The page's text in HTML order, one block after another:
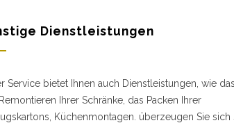
Dienstleistungen
Service bietet Ihnen auch Dienstleistungen, wie
Ihrer Schränke, das Packen Ihrer
Küchenmontagen. überzeugen Sie sich